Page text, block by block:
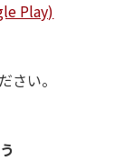
Play)
さい。